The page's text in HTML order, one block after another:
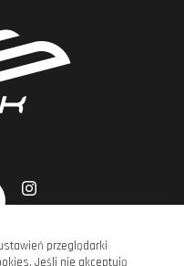
przeglądarki
Jeśli nie akceptują